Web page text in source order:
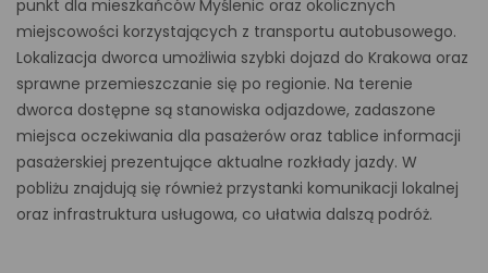
punkt dla mieszkańców Myślenic oraz okolicznych
miejscowości korzystających z transportu autobusowego.
Lokalizacja dworca umożliwia szybki dojazd do Krakowa oraz
sprawne przemieszczanie się po regionie. Na terenie
dworca dostępne są stanowiska odjazdowe, zadaszone
miejsca oczekiwania dla pasażerów oraz tablice informacji
pasażerskiej prezentujące aktualne rozkłady jazdy. W
pobliżu znajdują się również przystanki komunikacji lokalnej
oraz infrastruktura usługowa, co ułatwia dalszą podróż.